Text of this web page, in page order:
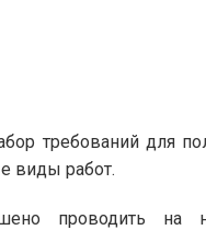
требований для
виды работ.
проводить на